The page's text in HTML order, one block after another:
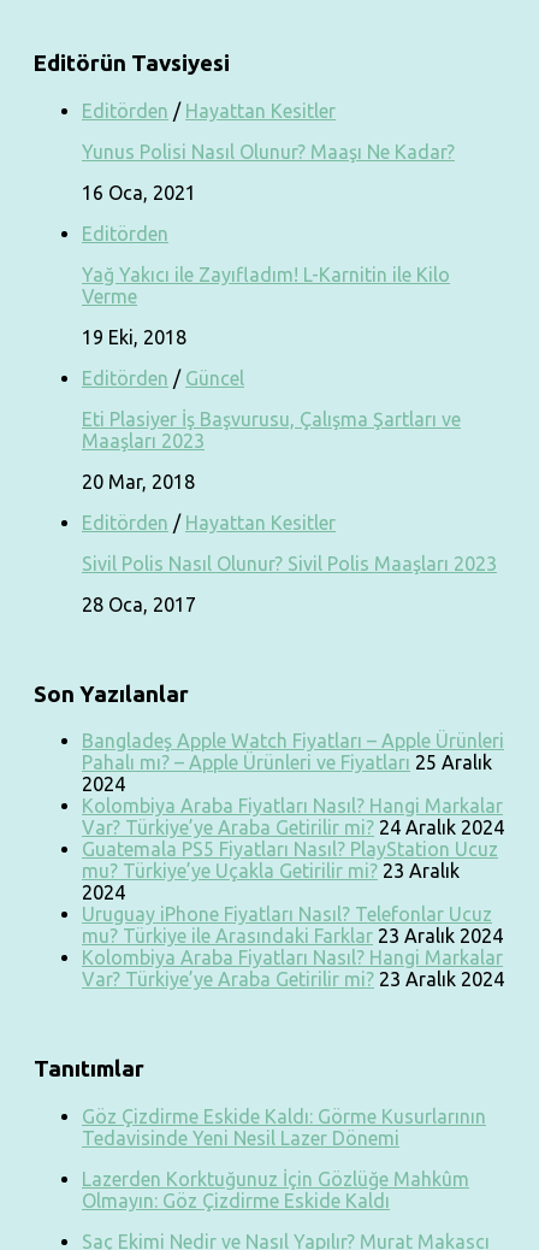
Editörün Tavsiyesi
Editörden / Hayattan Kesitler
Yunus Polisi Nasıl Olunur? Maaşı Ne Kadar?
16 Oca, 2021
Editörden
Yağ Yakıcı ile Zayıfladım! L-Karnitin ile Kilo
Verme
19 Eki, 2018
Editörden / Güncel
Eti Plasiyer İş Başvurusu, Çalışma Şartları ve
Maaşları 2023
20 Mar, 2018
Editörden / Hayattan Kesitler
Sivil Polis Nasıl Olunur? Sivil Polis Maaşları 2023
28 Oca, 2017
Son Yazılanlar
Bangladeş Apple Watch Fiyatları – Apple Ürünleri
Pahalı mı? – Apple Ürünleri ve Fiyatları 25 Aralık
2024
Kolombiya Araba Fiyatları Nasıl? Hangi Markalar
Var? Türkiye’ye Araba Getirilir mi? 24 Aralık 2024
Guatemala PS5 Fiyatları Nasıl? PlayStation Ucuz
mu? Türkiye’ye Uçakla Getirilir mi? 23 Aralık
2024
Uruguay iPhone Fiyatları Nasıl? Telefonlar Ucuz
mu? Türkiye ile Arasındaki Farklar 23 Aralık 2024
Kolombiya Araba Fiyatları Nasıl? Hangi Markalar
Var? Türkiye’ye Araba Getirilir mi? 23 Aralık 2024
Tanıtımlar
Göz Çizdirme Eskide Kaldı: Görme Kusurlarının
Tedavisinde Yeni Nesil Lazer Dönemi
Lazerden Korktuğunuz İçin Gözlüğe Mahkûm
Olmayın: Göz Çizdirme Eskide Kaldı
Saç Ekimi Nedir ve Nasıl Yapılır? Murat Makascı